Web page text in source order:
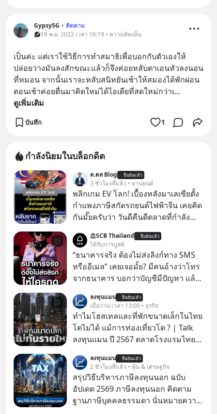
Gypsy5G • ติดตาม
18 พ.ย. 2022 เวลา 16:19 • ความคิดเห็น
เป็นค่ะ แต่เราใช้วิธีการทำสมาธิเพื่อบอกกับตัวเองให้
ปล่อยวางมันลงสักขณะแล้วก็จึงค่อยหลับตาเอนหัวลงนอน
ที่หมอน จากนั้นเราจะหลับสนิทยันเช้าให้สมองได้พักผ่อน
ตอนเช้าค่อยตื่นมาคิดใหม่ได้ไอเดียที่สดใหม่กว่าเ...
ดูเพิ่มเติม
บันทึก 1
กำลังนิยมในบล็อกดิต
ด.ดล Blog ยืนยันแล้ว
3 ชั่วโมงที่แล้ว • ยานยนต์
พลิกเกม EV โลก! เบื้องหลังมาเลเซียตั้ง
กำแพงภาษีสกัดรถยนต์ไฟฟ้าจีน เคยคิด
กันมั๊ยครับว่า วันดีคืนดีตลาดที่กำลัง
จนหน้าทิ่มแบบไม่ทันตั้งตัว…
SCB Thailand ยืนยันแล้ว
ได้รับการบูสต์
“ธนาคารจริง ต้องไม่ส่งลิงก์ทาง SMS
หรืออีเมล” เคยเจอมั้ย? มีคนอ้างว่าโทร
จากธนาคาร บอกว่าบัญชีมีปัญหา แล้ว
ทันที มาฟัง “ป้าเก๋าเล่ากลโกง” เพื่อรู้ทัน
มุกหลอกลวงในคราบความน่าเชื่อถือ
กันค่ะ #แก้เกมกลโกง #ป้าเก๋าเล่ากล
โกง #LivesSustainably #อยู่อย่าง
ยั่งยืน #CyberSecurity #ป้าเก๋า
#FraudEducation #FinancialLiteracy
#DigitalBankWithHumanTouch
ลงทุนแมน ยืนยันแล้ว
เมื่อวาน เวลา 13:00 • ธุรกิจ
ทำไมโฮสเทลและที่พักขนาดเล็กในไทย
โตไม่ได้ แม้การท่องเที่ยวโต ? | Talk
ลงทุนแมน ปี 2567 ตลาดโรงแรมไทย
หรือไม่ว่า รายได้กว่า 85% กระจุกอยู่กับ
ผู้ประกอบการรายใหญ่ และมีอัตราการ
เติบโตได้ถึง 16% ขณะที่ผู้ประกอบการ
โฮสเทลและที่พักขนาดเล็ก ซึ่งมีสัดส่วน
ถึง 91% ของธุรกิจที่พักทั้งหมด กลับโต
ลงทุนแมน ยืนยันแล้ว
2 ชั่วโมงที่แล้ว • หุ้น & เศรษฐกิจ
สรุปวิธีบริหารภาษีลงทุนนอก ฉบับ
อัปเดต 2569 ภาษีลงทุนนอก คิดตาม
ฐานภาษีบุคคลธรรมดา นั่นหมายความ